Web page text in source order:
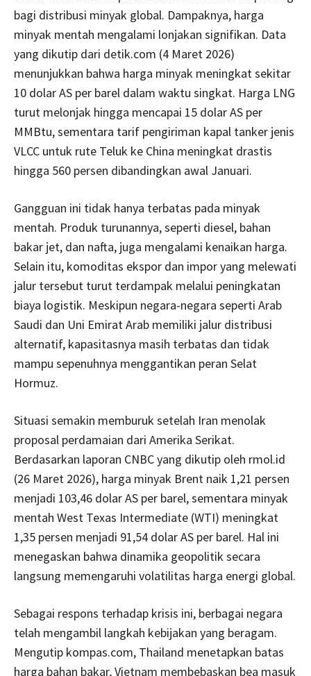
bagi distribusi minyak global. Dampaknya, harga
minyak mentah mengalami lonjakan signifikan. Data
yang dikutip dari detik.com (4 Maret 2026)
menunjukkan bahwa harga minyak meningkat sekitar
10 dolar AS per barel dalam waktu singkat. Harga LNG
turut melonjak hingga mencapai 15 dolar AS per
MMBtu, sementara tarif pengiriman kapal tanker jenis
VLCC untuk rute Teluk ke China meningkat drastis
hingga 560 persen dibandingkan awal Januari.
Gangguan ini tidak hanya terbatas pada minyak
mentah. Produk turunannya, seperti diesel, bahan
bakar jet, dan nafta, juga mengalami kenaikan harga.
Selain itu, komoditas ekspor dan impor yang melewati
jalur tersebut turut terdampak melalui peningkatan
biaya logistik. Meskipun negara-negara seperti Arab
Saudi dan Uni Emirat Arab memiliki jalur distribusi
alternatif, kapasitasnya masih terbatas dan tidak
mampu sepenuhnya menggantikan peran Selat
Hormuz.
Situasi semakin memburuk setelah Iran menolak
proposal perdamaian dari Amerika Serikat.
Berdasarkan laporan CNBC yang dikutip oleh rmol.id
(26 Maret 2026), harga minyak Brent naik 1,21 persen
menjadi 103,46 dolar AS per barel, sementara minyak
mentah West Texas Intermediate (WTI) meningkat
1,35 persen menjadi 91,54 dolar AS per barel. Hal ini
menegaskan bahwa dinamika geopolitik secara
langsung memengaruhi volatilitas harga energi global.
Sebagai respons terhadap krisis ini, berbagai negara
telah mengambil langkah kebijakan yang beragam.
Mengutip kompas.com, Thailand menetapkan batas
harga bahan bakar, Vietnam membebaskan bea masuk